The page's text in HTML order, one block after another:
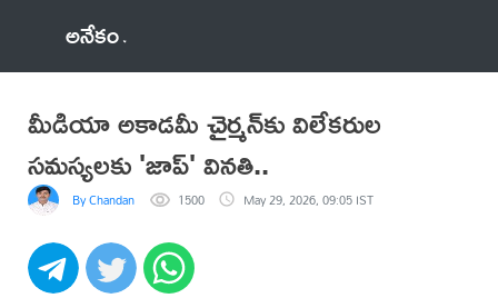
అనేకం
మీడియా అకాడమీ చైర్మన్‌కు విలేకరుల
సమస్యలకు 'జాప్' వినతి..
By Chandan 1500 May 29, 2026, 09:05 IST